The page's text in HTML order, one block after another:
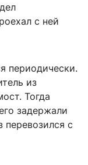
с ней
периодически.
из
Тогда
задержали
перевозился с